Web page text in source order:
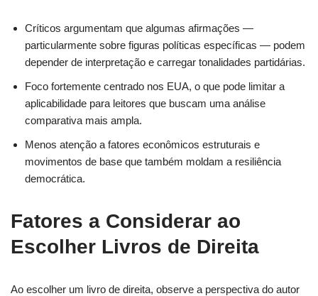
Críticos argumentam que algumas afirmações —
particularmente sobre figuras políticas específicas — podem
depender de interpretação e carregar tonalidades partidárias.
Foco fortemente centrado nos EUA, o que pode limitar a
aplicabilidade para leitores que buscam uma análise
comparativa mais ampla.
Menos atenção a fatores econômicos estruturais e
movimentos de base que também moldam a resiliência
democrática.
Fatores a Considerar ao
Escolher Livros de Direita
Ao escolher um livro de direita, observe a perspectiva do autor